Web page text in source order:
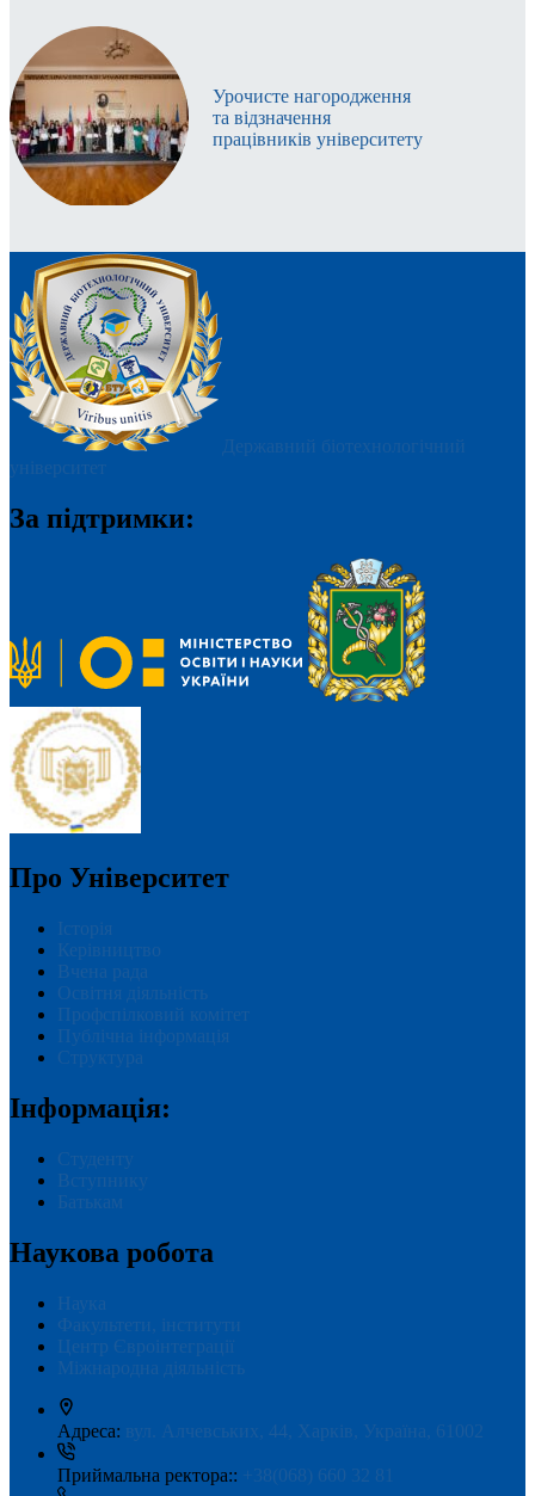
Урочисте нагородження
та відзначення
працівників університету
Державний біотехнологічний
університет
За підтримки:
Про Університет
Історія
Керівництво
Вчена рада
Освітня діяльність
Профспілковий комітет
Публічна інформація
Структура
Інформація:
Студенту
Вступнику
Батькам
Наукова робота
Наука
Факультети, інститути
Центр Євроінтеграції
Міжнародна діяльність
Адреса: вул. Алчевських, 44, Харків, Україна, 61002
Приймальна ректора:: +38(068) 660 32 81